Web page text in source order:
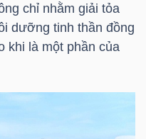
chỉ nhằm giải tỏa
dưỡng tinh thần đồng
khi là một phần của